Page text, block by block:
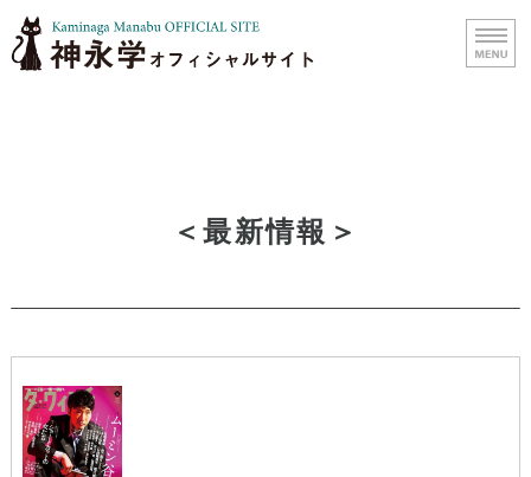
小説家 神永
お問い合わせ・ご依頼
＜最新情報＞